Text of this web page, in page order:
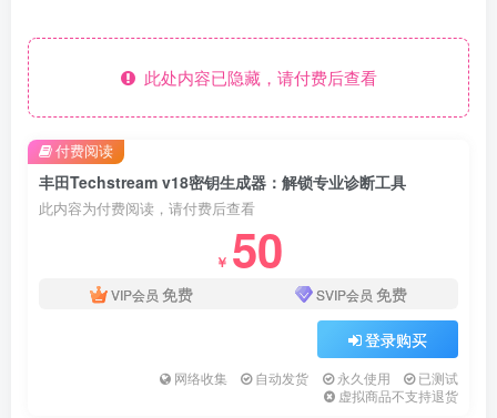
此处内容已隐藏，请付费后查看
丰田Techstream v18密钥生成器：解锁专业诊断工具
此内容为付费阅读，请付费后查看
￥ 50
VIP会员 免费 SVIP会员 免费
登录购买
网络收集 自动发货 永久使用
已测试
虚拟商品不支持退货
付费阅读